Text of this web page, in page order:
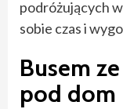
podróżujących
sobie czas i
Busem
pod dom